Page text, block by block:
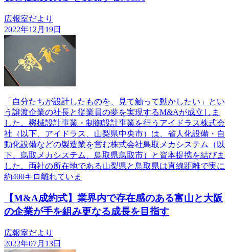
広報室だより
2022年12月19日
「自分たちが設計したものを、見て触って動かしたい」とい
う譲渡企業の社長と従業員の夢を実現するM&Aが成立しま
した。機械設計事業・制御設計事業を行うアイドラス株式会
社（以下、アイドラス、山梨県中央市）は、省人化設備・自
動化設備などの製造業を営む株式会社鳥取メカシステム（以
下、鳥取メカシステム、鳥取県鳥取市）と資本提携を結びま
した。両社の所在地である山梨県と鳥取県は直線距離で実に
約400キロ離れていま
【M&A成約式】業界内で存在感のある富山と大阪
の企業が手を組み更なる成長を目指す
広報室だより
2022年07月13日